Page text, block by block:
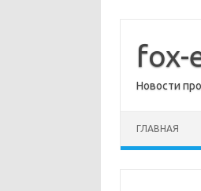
содержимому
fox-
Новости
ГЛАВНАЯ